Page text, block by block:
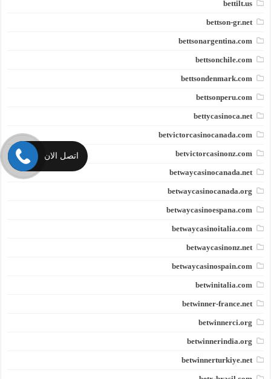
bettilt.us
bettson-gr.net
bettsonargentina.com
bettsonchile.com
bettsondenmark.com
bettsonperu.com
bettycasinoca.net
betvictorcasinocanada.com
betvictorcasinonz.com
betwaycasinocanada.net
betwaycasinocanada.org
betwaycasinoespana.com
betwaycasinoitalia.com
betwaycasinonz.net
betwaycasinospain.com
betwinitalia.com
betwinner-france.net
betwinnerci.org
betwinnerindia.org
betwinnerturkiye.net
اتصل الان